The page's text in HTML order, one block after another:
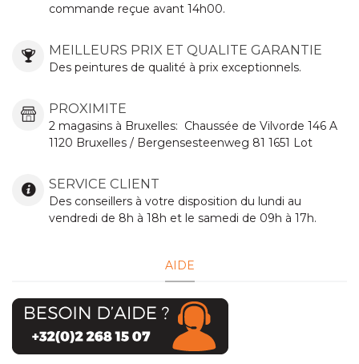
commande reçue avant 14h00.
MEILLEURS PRIX ET QUALITE GARANTIE
Des peintures de qualité à prix exceptionnels.
PROXIMITE
2 magasins à Bruxelles: Chaussée de Vilvorde 146 A
1120 Bruxelles / Bergensesteenweg 81 1651 Lot
SERVICE CLIENT
Des conseillers à votre disposition du lundi au
vendredi de 8h à 18h et le samedi de 09h à 17h.
AIDE